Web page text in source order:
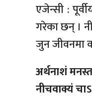
एजेन्सी :
गरेका छन् ।
जुन जीवनमा
अर्थनाशं
नीचवाक्यं